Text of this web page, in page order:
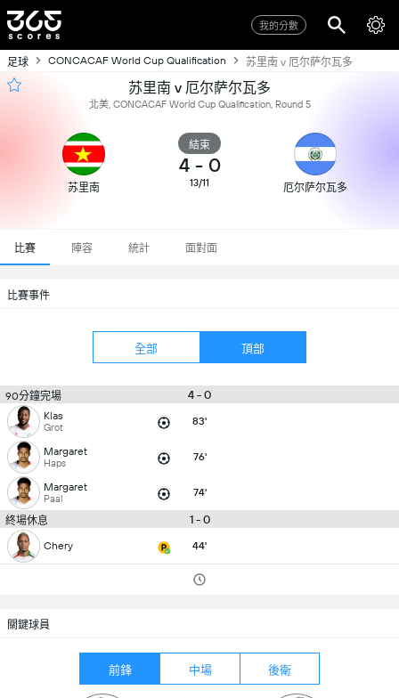
我的分數
足球 CONCACAF World Cup Qualification 苏里南 v 厄尔萨尔瓦多
苏里南 v 厄尔萨尔瓦多
北美, CONCACAF World Cup Qualification, Round 5
苏里南
結束
4 - 0
13/11 厄尔萨尔瓦多
比賽 陣容 統計 面對面
比賽事件
全部 頂部
90分鐘完場 4 - 0
Klas
Grot 83'
Margaret
Haps 76'
Margaret
Paal 74'
終場休息 1 - 0
Chery 44'
關鍵球員
前鋒 中場 後衛